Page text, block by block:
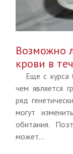
Возможно
крови в
Еще с курса
чем является
ряд
могут
обитания.
может...